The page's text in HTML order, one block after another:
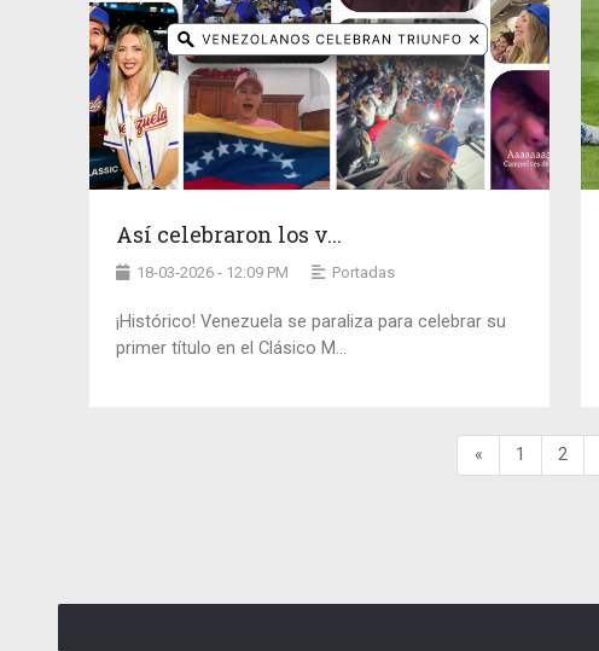
Así celebraron los v...
18-03-2026 - 12:09 PM Portadas
¡Histórico! Venezuela se paraliza para celebrar su
primer título en el Clásico M...
« 1 2